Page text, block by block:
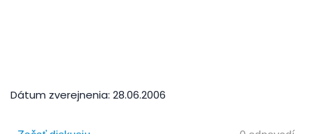
Dátum zverejnenia: 28.06.2006